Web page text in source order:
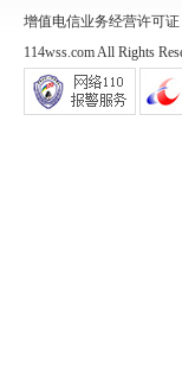
增值电信业务经营许可证
114wss.com All Rights